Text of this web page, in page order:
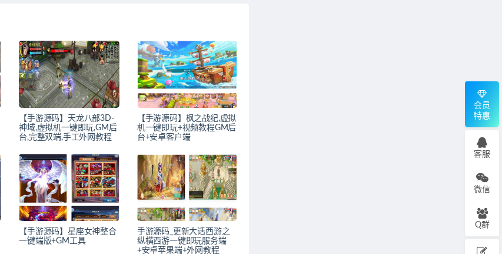
【手游源码】天龙八部3D-
神域,虚拟机一键即玩,GM后
台,完整双端,手工外网教程
【手游源码】枫之战纪,虚拟
机一键即玩+视频教程GM后
台+安卓客户端
【手游源码】星座女神整合
一键端版+GM工具
手游源码_更新大话西游之
纵横西游一键即玩服务端
+安卓苹果端+外网教程
会员
特惠
客服
微信
Q群